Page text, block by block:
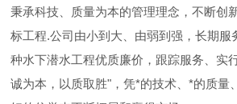
秉承科技、质量为本的管理理念，不断创
标工程.公司由小到大、由弱到强，长期服
种水下潜水工程优质廉价，跟踪服务、实
诚为本，以质取胜"，凭*的技术、*的质量